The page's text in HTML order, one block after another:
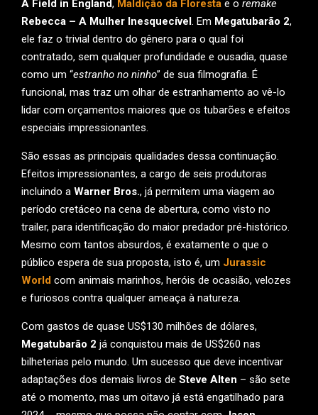
A Field in England, Maldição da Floresta e o remake
Rebecca – A Mulher Inesquecível. Em Megatubarão 2,
ele faz o trivial dentro do gênero para o qual foi
contratado, sem qualquer profundidade e ousadia, quase
como um “estranho no ninho” de sua filmografia. É
funcional, mas traz um olhar de estranhamento ao vê-lo
lidar com orçamentos maiores que os tubarões e efeitos
especiais impressionantes.
São essas as principais qualidades dessa continuação.
Efeitos impressionantes, a cargo de seis produtoras
incluindo a Warner Bros., já permitem uma viagem ao
período cretáceo na cena de abertura, como visto no
trailer, para identificação do maior predador pré-histórico.
Mesmo com tantos absurdos, é exatamente o que o
público espera de sua proposta, isto é, um Jurassic
World com animais marinhos, heróis de ocasião, velozes
e furiosos contra qualquer ameaça à natureza.
Com gastos de quase US$130 milhões de dólares,
Megatubarão 2 já conquistou mais de US$260 nas
bilheterias pelo mundo. Um sucesso que deve incentivar
adaptações dos demais livros de Steve Alten – são sete
até o momento, mas um oitavo já está engatilhado para